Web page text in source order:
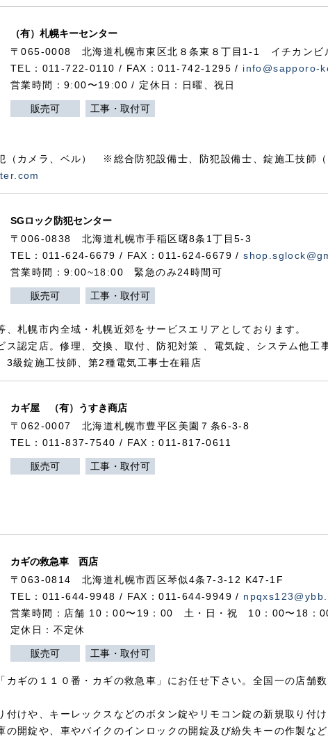
（有）札幌キーセンター
〒065-0008 北海道札幌市東区北８条東８丁目1-1 イチカンビ
TEL：011-722-0110 / FAX：011-742-1295 / info@sapporo-
営業時間：9:00〜19:00 / 定休日：日曜、祝日
販売可 工事・取付可
（カメラ、ベル） ※総合防犯設備士、防犯設備士、錠施工技師
SGロック防犯センター
〒006-0838 北海道札幌市手稲区曙8条1丁目5-3
TEL：011-624-6679 / FAX：011-624-6679 /
営業時間：9:00~18:00 緊急のみ24時間可
販売可 工事・取付可
札幌市内全域・札幌近郊をサービスエリアとしております。
ス認定店。修理、交換、取付、防犯対策 、電気錠、システム他工
3級錠施工技師、第2種電気工事士在籍店
カギ屋 （有）うすき商店
〒062-0007 北海道札幌市豊平区美園７条6-3-8
TEL：011-837-7540 / FAX：011-817-0611
販売可 工事・取付可
カギの救急車 西店
〒063-0814 北海道札幌市西区琴似4条7-3-12 K47-1F
TEL：011-644-9948 / FAX：011-644-9949 /
営業時間：店舗 10：00〜19：00 土・日・祝 10：00〜18：
定休日：不定休
販売可 工事・取付可
カギの１１０番・カギの救急車」にお任せ下さい。全国一の店舗
付けや、キーレックスなどのボタン錠やリモコン錠の新規取り付
の開錠や、車やバイクのインロックの開錠及び紛失キーの作製な